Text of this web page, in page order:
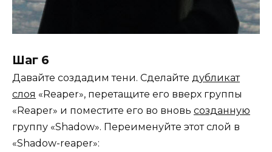
Шаг 6
Давайте создадим тени. Сделайте дубликат
слоя «Reaper», перетащите его вверх группы
«Reaper» и поместите его во вновь созданную
группу «Shadow». Переименуйте этот слой в
«Shadow-reaper»: